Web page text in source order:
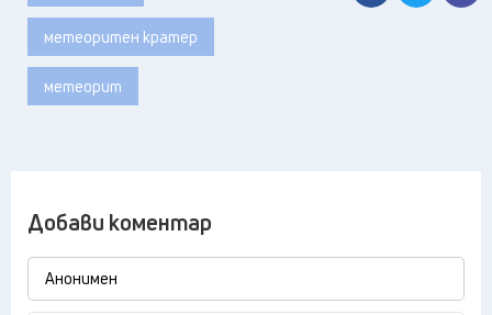
метеоритен кратер
метеорит
Добави коментар